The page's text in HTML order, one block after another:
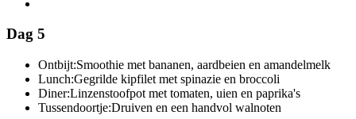
Dag 5
Ontbijt:Smoothie met bananen, aardbeien en amandelmelk
Lunch:Gegrilde kipfilet met spinazie en broccoli
Diner:Linzenstoofpot met tomaten, uien en paprika's
Tussendoortje:Druiven en een handvol walnoten